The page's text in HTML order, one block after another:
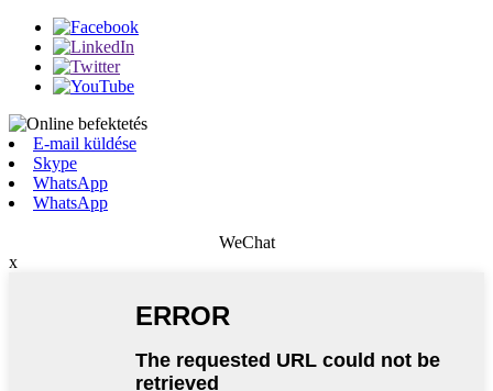
E-mail küldése
Skype
WhatsApp
WhatsApp
WeChat
x